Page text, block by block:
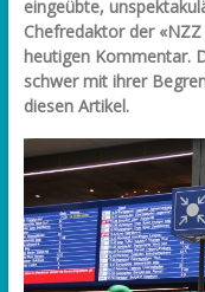
eingeübte,
Chefredaktor der
heutigen Kommentar.
schwer mit ihrer
diesen Artikel.